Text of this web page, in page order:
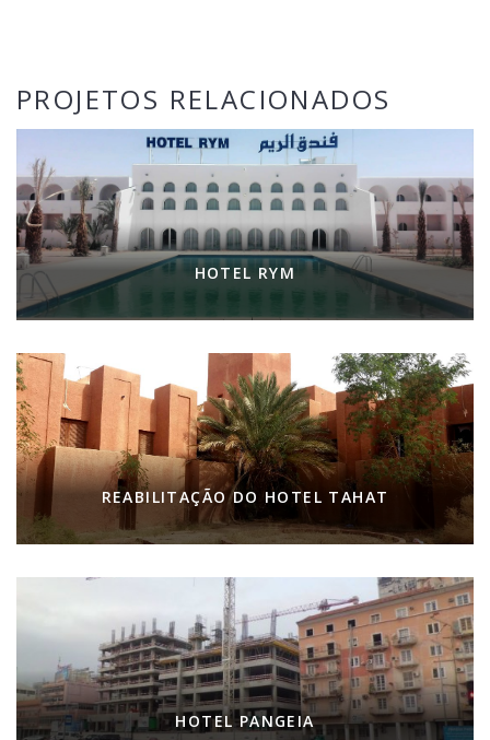
PROJETOS RELACIONADOS
HOTEL RYM
REABILITAÇÃO DO HOTEL TAHAT
HOTEL PANGEIA